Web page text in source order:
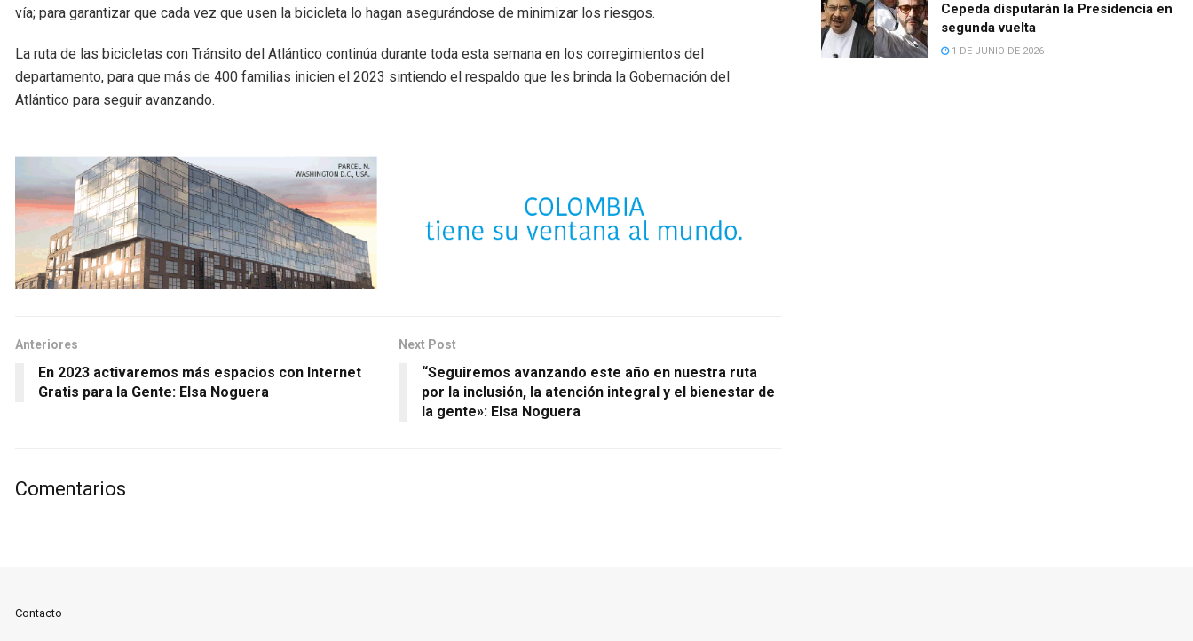
vía; para garantizar que cada vez que usen la bicicleta lo hagan asegurándose de minimizar los riesgos.
La ruta de las bicicletas con Tránsito del Atlántico continúa durante toda esta semana en los corregimientos del
departamento, para que más de 400 familias inicien el 2023 sintiendo el respaldo que les brinda la Gobernación del
Atlántico para seguir avanzando.
Anteriores
En 2023 activaremos más espacios con Internet
Gratis para la Gente: Elsa Noguera
Next Post
“Seguiremos avanzando este año en nuestra ruta
por la inclusión, la atención integral y el bienestar de
la gente»: Elsa Noguera
Comentarios
Cepeda disputarán la Presidencia en
segunda vuelta
1 DE JUNIO DE 2026
Contacto